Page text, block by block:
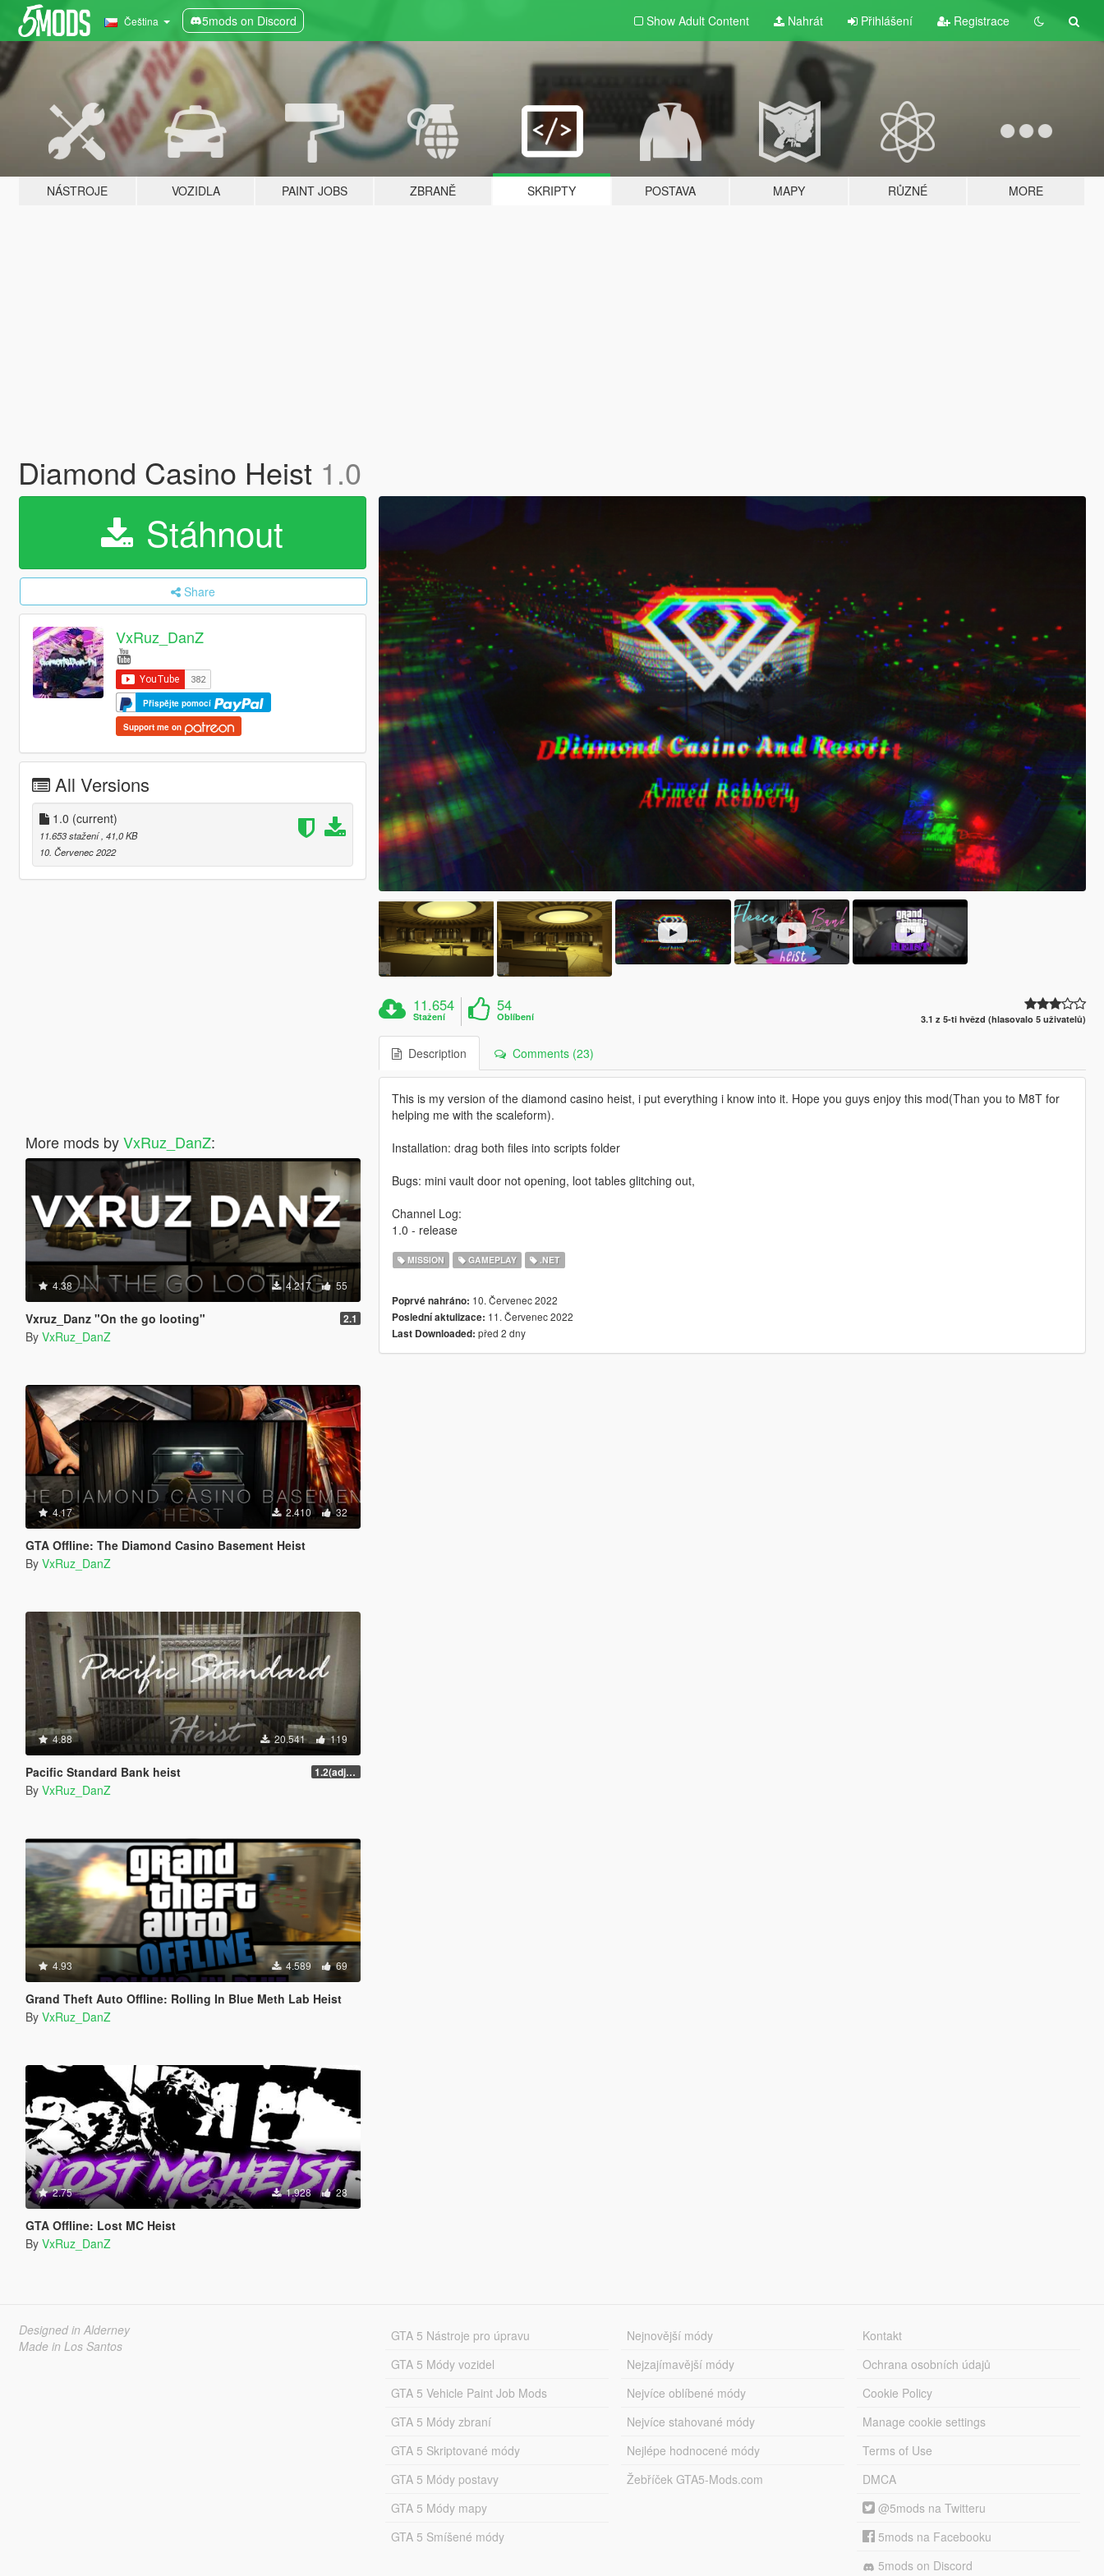
Čeština 5mods on Discord Show Adult Content Nahrát Přihlášení Registrace
NÁSTROJE VOZIDLA PAINT JOBS ZBRANĚ SKRIPTY POSTAVA MAPY RŮZNÉ MORE
Diamond Casino Heist 1.0
Stáhnout
Share
VxRuz_DanZ
Přispějte pomocí
Support me on
All Versions
1.0 (current)
11.653 stažení, 41,0 KB
10. Červenec 2022
More mods byVxRuz_DanZ:
4.38 4.217 55
Vxruz_Danz "On the go looting" 2.1
By VxRuz_DanZ
4.17 2.410 32
GTA Offline: The Diamond Casino Basement Heist
By VxRuz_DanZ
4.88 20.541 119
Pacific Standard Bank heist 1.2(adjustments)
By VxRuz_DanZ
4.93 4.589 69
Grand Theft Auto Offline: Rolling In Blue Meth Lab Heist
By VxRuz_DanZ
2.75 1.928 28
GTA Offline: Lost MC Heist
By VxRuz_DanZ
11.654
Stažení
54
Oblíbení 3.1 z 5-ti hvězd (hlasovalo 5 uživatelů)
Description Comments (23)
This is my version of the diamond casino heist, i put everything i know into it. Hope you guys enjoy this mod(Than you to M8T for
helping me with the scaleform).
Installation: drag both files into scripts folder
Bugs: mini vault door not opening, loot tables glitching out,
Channel Log:
1.0 - release
MISSION GAMEPLAY .NET
Poprvé nahráno: 10. Červenec 2022
Poslední aktulizace: 11. Červenec 2022
Last Downloaded: před 2 dny
Designed in Alderney
Made in Los Santos
GTA 5 Nástroje pro úpravu
GTA 5 Módy vozidel
GTA 5 Vehicle Paint Job Mods
GTA 5 Módy zbraní
GTA 5 Skriptované módy
GTA 5 Módy postavy
GTA 5 Módy mapy
GTA 5 Smíšené módy
Nejnovější módy
Nejzajímavější módy
Nejvíce oblíbené módy
Nejvíce stahované módy
Nejlépe hodnocené módy
Žebříček GTA5-Mods.com
Kontakt
Ochrana osobních údajů
Cookie Policy
Manage cookie settings
Terms of Use
DMCA
@5mods na Twitteru
5mods na Facebooku
5mods on Discord